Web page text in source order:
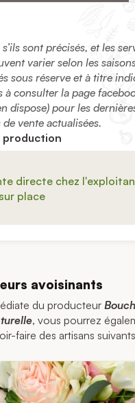
sont précisés, et les
varier selon les
sous réserve et à titre
à consulter la page
dispose) pour les
vente actualisées.
production
directe chez
place
avoisinants
du producteur
, vous pourrez
faire des artisans